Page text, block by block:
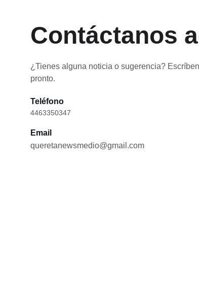
Contáctanos
¿Tienes alguna noticia o sugerencia?
pronto.
Teléfono
4463350347
Email
queretanewsmedio@gmail.com